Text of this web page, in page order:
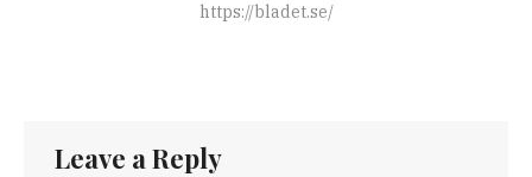
https://bladet.se/
Leave a Reply